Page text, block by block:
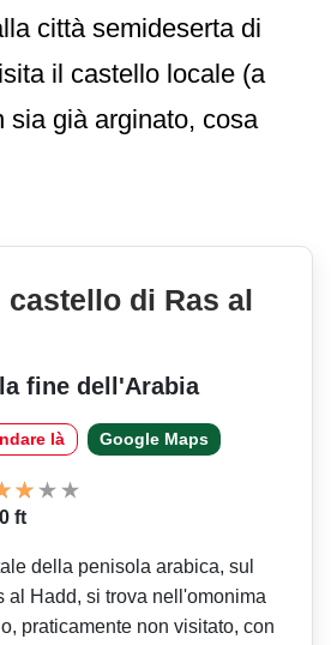
città semideserta di
il castello locale (a
sia già arginato, cosa
castello di Ras al
fine dell'Arabia
là Google Maps
ft
della penisola arabica, sul
al Hadd, si trova nell'omonima
praticamente non visitato, con